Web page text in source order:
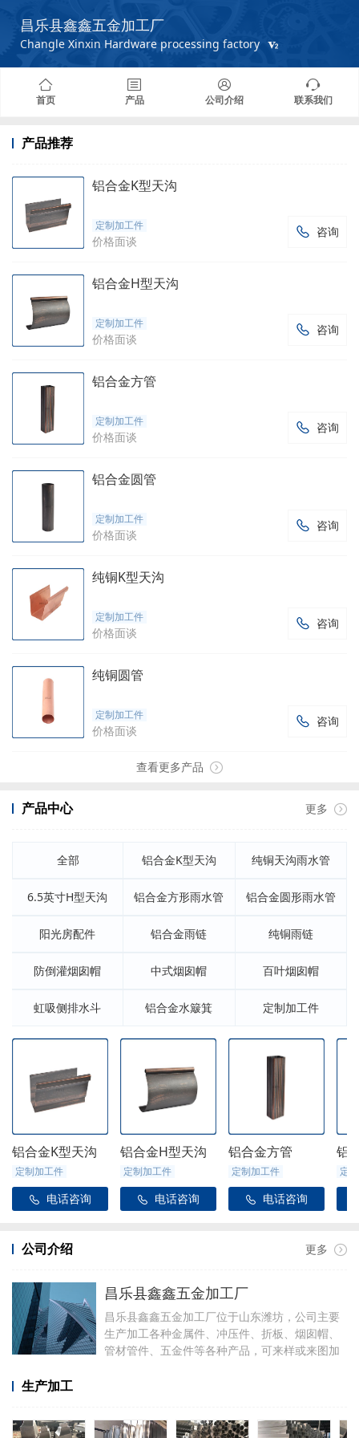
昌乐县鑫鑫五金加工厂
Changle Xinxin Hardware processing factory
首页 产品 公司介绍 联系我们
产品推荐
铝合金K型天沟
 咨询
定制加工件
价格面谈
铝合金H型天沟
 咨询
定制加工件
价格面谈
铝合金方管
 咨询
定制加工件
价格面谈
铝合金圆管
 咨询
定制加工件
价格面谈
纯铜K型天沟
 咨询
定制加工件
价格面谈
纯铜圆管
 咨询
定制加工件
价格面谈
查看更多产品
更多
产品中心
全部 铝合金K型天沟 纯铜天沟雨水管
6.5英寸H型天沟 铝合金方形雨水管 铝合金圆形雨水管
阳光房配件 铝合金雨链 纯铜雨链
防倒灌烟囱帽 中式烟囱帽 百叶烟囱帽
虹吸侧排水斗 铝合金水簸箕 定制加工件
铝合金K型天沟
定制加工件
 电话咨询
铝合金H型天沟
定制加工件
 电话咨询
铝合金方管
定制加工件
 电话咨询
铝
定
更多
公司介绍
昌乐县鑫鑫五金加工厂
昌乐县鑫鑫五金加工厂位于山东潍坊，公司主要
生产加工各种金属件、冲压件、折板、烟囱帽、
管材管件、五金件等各种产品，可来样或来图加
件、金属雨链、定制烟囱帽、虹吸雨水斗、侧排
雨水斗、水簸箕、阴脊瓦、不锈钢透气帽等。公
生产加工